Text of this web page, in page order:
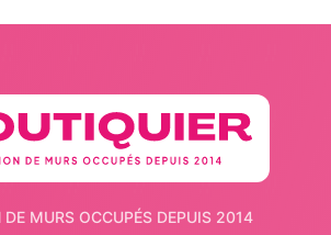
DE MURS OCCUPÉS DEPUIS 2014